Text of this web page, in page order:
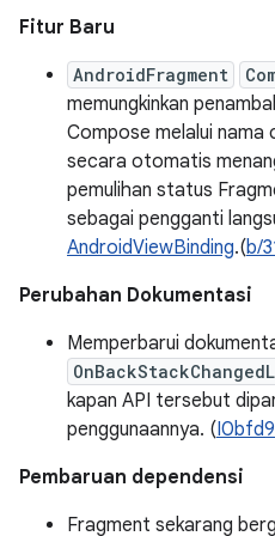
Fitur Baru
AndroidFragment
memungkinkan
Compose melalui nama
secara otomatis
pemulihan status
sebagai pengganti
AndroidViewBinding.(b/
Perubahan Dokumentasi
Memperbarui
kapan API tersebut
penggunaannya. (I0bfd9
Pembaruan dependensi
Fragment sekarang